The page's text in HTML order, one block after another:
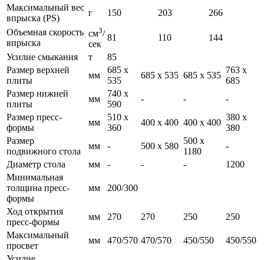
Максимальный вес
впрыска (PS)
г 150 203
266
Объемная скорость
впрыска
см3/
сек
81 110
144
Усилие смыкания
т
85
Размер верхней
плиты
мм
685 х
535
685 х 535 685 х 535
763 х
685
Размер нижней
плиты
мм
740 х
590
- -
-
Размер пресс-
формы
мм
510 х
360
400 х 400 400 х 400
380 х
380
Размер
подвижного стола
мм - 500 х 580
500 х
1180
-
Диаметр стола
мм - - -
1200
Минимальная
толщина пресс-
формы
мм 200/300
Ход открытия
пресс-формы
мм 270 270 250
250
Максимальный
просвет
мм 470/570 470/570 450/550
450/550